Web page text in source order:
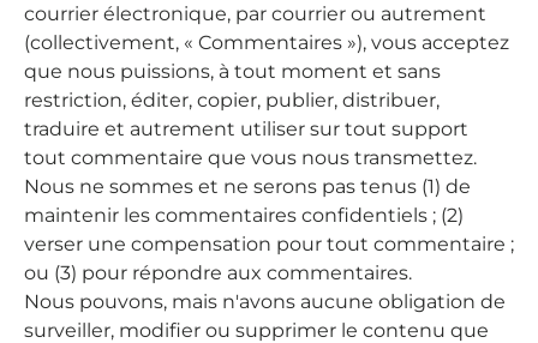
courrier électronique, par courrier ou autrement
(collectivement, « Commentaires »), vous acceptez
que nous puissions, à tout moment et sans
restriction, éditer, copier, publier, distribuer,
traduire et autrement utiliser sur tout support
tout commentaire que vous nous transmettez.
Nous ne sommes et ne serons pas tenus (1) de
maintenir les commentaires confidentiels ; (2)
verser une compensation pour tout commentaire ;
ou (3) pour répondre aux commentaires.
Nous pouvons, mais n'avons aucune obligation de
surveiller, modifier ou supprimer le contenu que